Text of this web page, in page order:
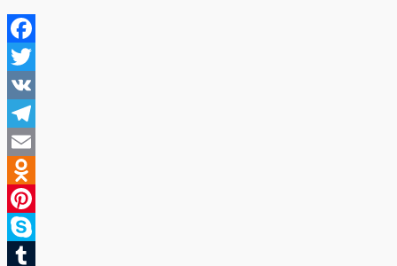
Facebook
Twitter
VK
Telegram
Email
Odnoklassniki
Pinterest
Skype